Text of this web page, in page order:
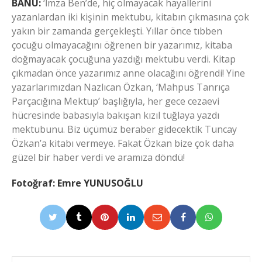
BANU:‘İmza Ben’de, hiç olmayacak hayallerini
yazanlardan iki kişinin mektubu, kitabın çıkmasına çok
yakın bir zamanda gerçekleşti. Yıllar önce tıbben
çocuğu olmayacağını öğrenen bir yazarımız, kitaba
doğmayacak çocuğuna yazdığı mektubu verdi. Kitap
çıkmadan önce yazarımız anne olacağını öğrendi! Yine
yazarlarımızdan Nazlıcan Özkan, ‘Mahpus Tanrıça
Parçacığına Mektup’ başlığıyla, her gece cezaevi
hücresinde babasıyla bakışan kızıl tuğlaya yazdı
mektubunu. Biz üçümüz beraber gidecektik Tuncay
Özkan’a kitabı vermeye. Fakat Özkan bize çok daha
güzel bir haber verdi ve aramıza döndü!
Fotoğraf: Emre YUNUSOĞLU